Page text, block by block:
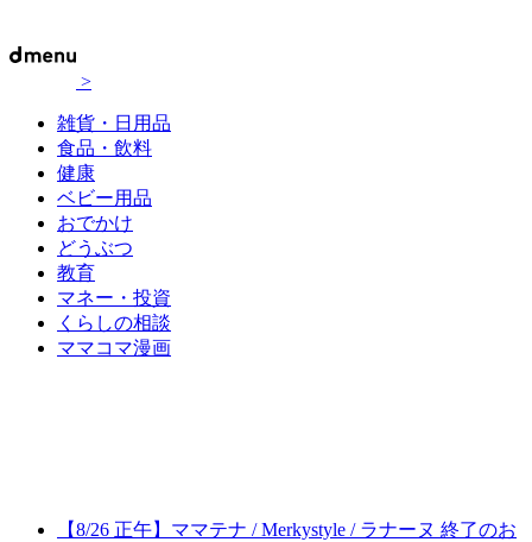
>
雑貨・日用品
食品・飲料
健康
ベビー用品
おでかけ
どうぶつ
教育
マネー・投資
くらしの相談
ママコマ漫画
【8/26 正午】ママテナ / Merkystyle / ラナーヌ 終了のお